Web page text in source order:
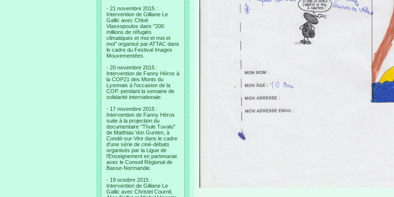
- 21 novembre 2015 :
Intervention de Gilliane Le
Gallic avec Chloé
Vlassopoulos dans "200
millions de réfugiés
climatiques et moi et moi et
moi" organisé par ATTAC dans
le cadre du Festival Images
Mouvementées.
- 20 novembre 2015 :
Intervention de Fanny Héros à
la COP21 des Monts du
Lyonnais à l'occasion de la
COP, pendant la semaine de
solidarité internationale.
- 17 novembre 2015 :
Intervention de Fanny Héros
suite à la projection du
documentaire "Thule Tuvalu"
de Matthias Von Gunten, à
Condé-sur-Vire dans le cadre
d'une série de ciné-débats
organisés par la Ligue de
l'Enseignement en partenariat
avec le Conseil Régional de
Basse-Normandie.
- 19 octobre 2015 :
Intervention de Gilliane Le
Gallic avec Christel Cournil,